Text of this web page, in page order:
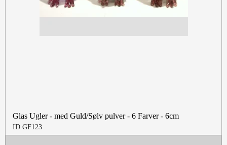
Glas Ugler - med Guld/Sølv pulver - 6 Farver - 6cm
ID GF123